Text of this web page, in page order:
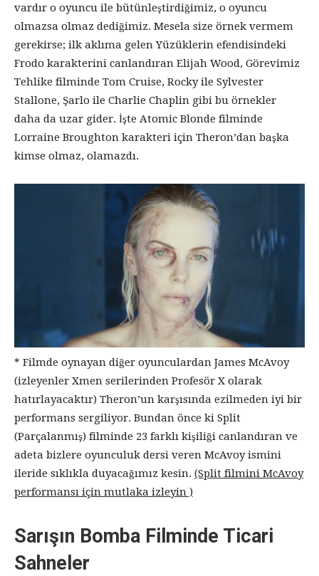
vardır o oyuncu ile bütünleştirdiğimiz, o oyuncu
olmazsa olmaz dediğimiz. Mesela size örnek vermem
gerekirse; ilk aklıma gelen Yüzüklerin efendisindeki
Frodo karakterini canlandıran Elijah Wood, Görevimiz
Tehlike filminde Tom Cruise, Rocky ile Sylvester
Stallone, Şarlo ile Charlie Chaplin gibi bu örnekler
daha da uzar gider. İşte Atomic Blonde filminde
Lorraine Broughton karakteri için Theron’dan başka
kimse olmaz, olamazdı.
* Filmde oynayan diğer oyunculardan James McAvoy
(izleyenler Xmen serilerinden Profesör X olarak
hatırlayacaktır) Theron’un karşısında ezilmeden iyi bir
performans sergiliyor. Bundan önce ki Split
(Parçalanmış) filminde 23 farklı kişiliği canlandıran ve
adeta bizlere oyunculuk dersi veren McAvoy ismini
ileride sıklıkla duyacağımız kesin. (Split filmini McAvoy
performansı için mutlaka izleyin )
Sarışın Bomba Filminde Ticari
Sahneler